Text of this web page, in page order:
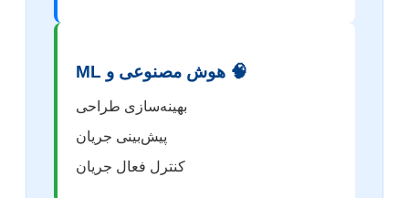
🧠 هوش مصنوعی و ML
بهینه‌سازی طراحی
پیش‌بینی جریان
کنترل فعال جریان